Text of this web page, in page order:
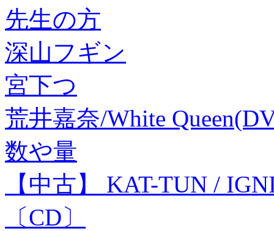
先生の方
深山フギン
宮下つ
荒井嘉奈/White
数や量
【中古】 KAT-TUN /
〔CD〕